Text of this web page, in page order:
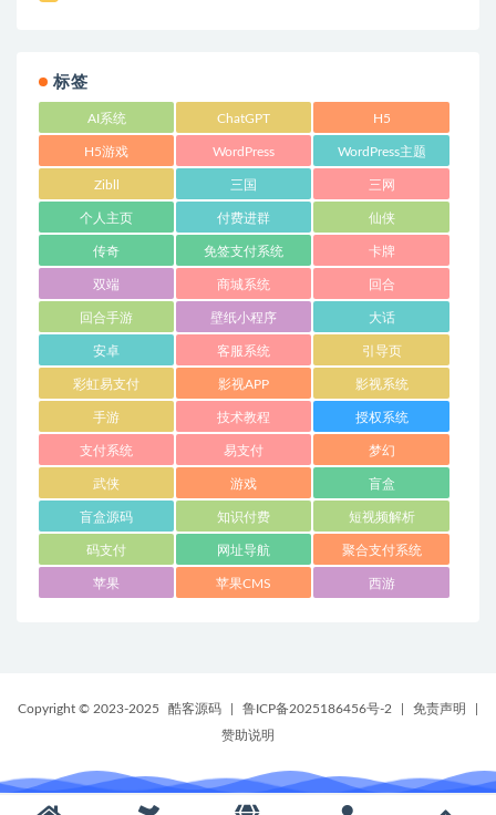
标签
AI系统 ChatGPT H5
H5游戏 WordPress WordPress主题
Zibll 三国 三网
个人主页 付费进群 仙侠
传奇 免签支付系统 卡牌
双端 商城系统 回合
回合手游 壁纸小程序 大话
安卓 客服系统 引导页
彩虹易支付 影视APP 影视系统
手游 技术教程 授权系统
支付系统 易支付 梦幻
武侠 游戏 盲盒
盲盒源码 知识付费 短视频解析
码支付 网址导航 聚合支付系统
苹果 苹果CMS 西游
Copyright © 2023-2025 酷客源码 鲁ICP备2025186456号-2 免责声明
赞助说明